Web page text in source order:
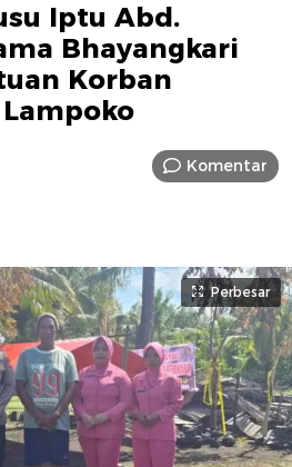
LUXURY
Iptu Abd.
Bhayangkari
Korban
Komentar
Perbesar